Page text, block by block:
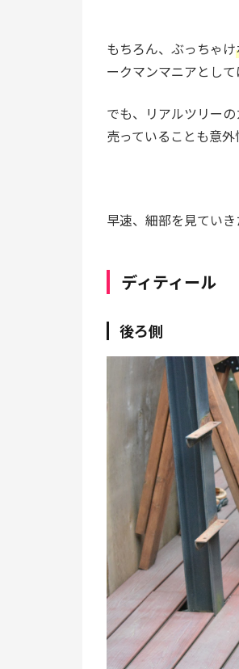
もちろん、ぶっちゃけ
ークマンマニアとし
でも、リアルツリー
売っていることも意外
早速、細部を見ていき
ディティール
後ろ側